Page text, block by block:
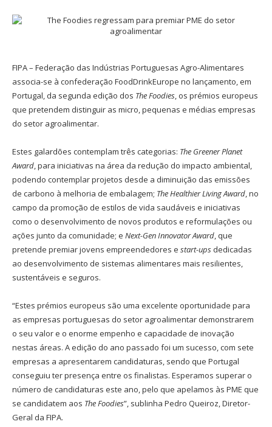
FIPA – Federação das Indústrias Portuguesas Agro-Alimentares
associa-se à confederação FoodDrinkEurope no lançamento, em
Portugal, da segunda edição dos The Foodies, os prémios europeus
que pretendem distinguir as micro, pequenas e médias empresas
do setor agroalimentar.
Estes galardões contemplam três categorias: The Greener Planet
Award, para iniciativas na área da redução do impacto ambiental,
podendo contemplar projetos desde a diminuição das emissões
de carbono à melhoria de embalagem; The Healthier Living Award, no
campo da promoção de estilos de vida saudáveis e iniciativas
como o desenvolvimento de novos produtos e reformulações ou
ações junto da comunidade; e Next-Gen Innovator Award, que
pretende premiar jovens empreendedores e start-ups dedicadas
ao desenvolvimento de sistemas alimentares mais resilientes,
sustentáveis e seguros.
“Estes prémios europeus são uma excelente oportunidade para
as empresas portuguesas do setor agroalimentar demonstrarem
o seu valor e o enorme empenho e capacidade de inovação
nestas áreas. A edição do ano passado foi um sucesso, com sete
empresas a apresentarem candidaturas, sendo que Portugal
conseguiu ter presença entre os finalistas. Esperamos superar o
número de candidaturas este ano, pelo que apelamos às PME que
se candidatem aos The Foodies”, sublinha Pedro Queiroz, Diretor-
Geral da FIPA.